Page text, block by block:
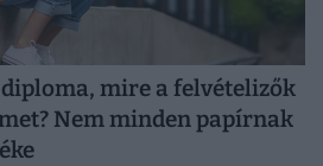
mire a felvételizők
Nem minden papírnak